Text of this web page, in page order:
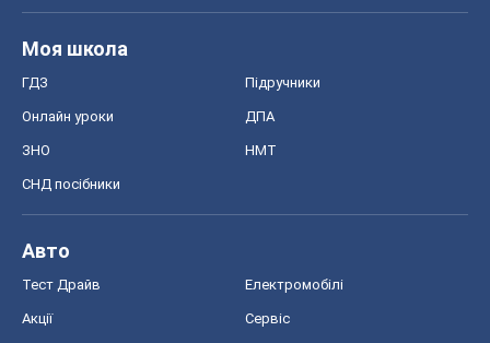
Моя школа
ГДЗ Підручники
Онлайн уроки ДПА
ЗНО НМТ
СНД посібники
Авто
Тест Драйв Електромобілі
Акції Сервіс